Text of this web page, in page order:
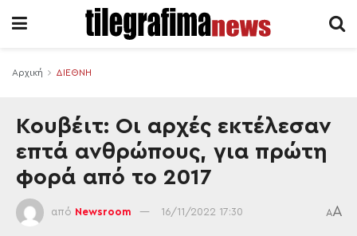
Αρχική ΔΙΕΘΝΗ
Κουβέιτ: Οι αρχές εκτέλεσαν
επτά ανθρώπους, για πρώτη
φορά από το 2017
από Newsroom 16/11/2022 17:30 AA